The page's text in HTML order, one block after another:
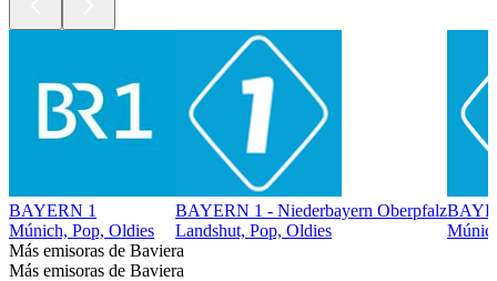
BAYERN 1
Múnich, Pop, Oldies
BAYERN 1 - Niederbayern Oberpfalz
Landshut, Pop, Oldies
Más emisoras de Baviera
Más emisoras de Baviera